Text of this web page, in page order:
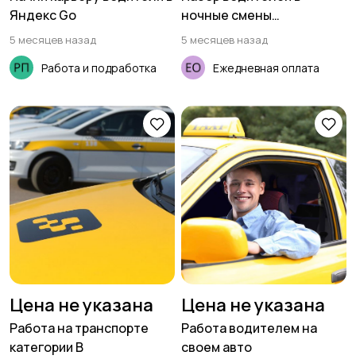
Яндекс Go
5 месяцев назад
Работа и подработка
ночные смены
(приглашаем женщин)
5 месяцев назад
Ежедневная оплата
Цена не указана
Работа на транспорте
категории В
Цена не указана
Работа водителем на
своем авто